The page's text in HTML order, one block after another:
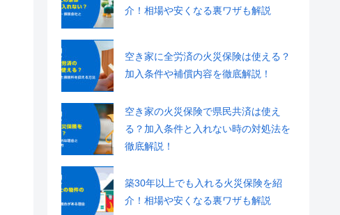
介！相場や安くなる裏ワザも解説
空き家に全労済の火災保険は使える？
加入条件や補償内容を徹底解説！
空き家の火災保険で県民共済は使え
る？加入条件と入れない時の対処法を
徹底解説！
築30年以上でも入れる火災保険を紹
介！相場や安くなる裏ワザも解説